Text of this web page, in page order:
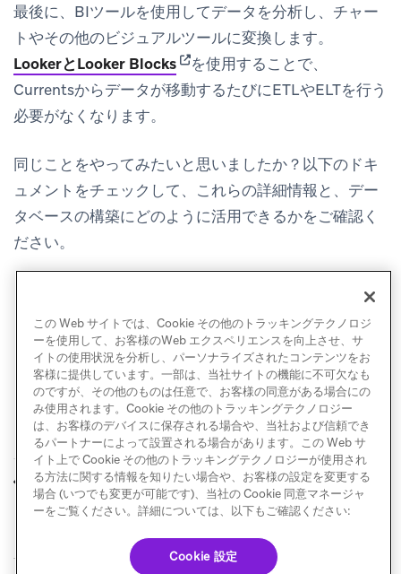
最後に、BIツールを使用してデータを分析し、チャー
トやその他のビジュアルツールに変換します。
LookerとLooker Blocks(opens in new tab)
を使用することで、
Currentsからデータが移動するたびにETLやELTを行う
必要がなくなります。
同じことをやってみたいと思いましたか？以下のドキ
ュメントをチェックして、これらの詳細情報と、デー
タベースの構築にどのように活用できるかをご確認く
ださい。
前へユースケース 次へ
Amazon S3から
Snowflakeにデータを転送す
この Web サイトでは、Cookie その他のトラッキングテクノロジ
ーを使用して、お客様のWeb エクスペリエンスを向上させ、サ
イトの使用状況を分析し、パーソナライズされたコンテンツをお
客様に提供しています。一部は、当社サイトの機能に不可欠なも
のですが、その他のものは任意で、お客様の同意がある場合にの
み使用されます。Cookie その他のトラッキングテクノロジー
は、お客様のデバイスに保存される場合や、当社および信頼でき
るパートナーによって設置される場合があります。この Web サ
イト上で Cookie その他のトラッキングテクノロジーが使用され
る方法に関する情報を知りたい場合や、お客様の設定を変更する
場合 (いつでも変更が可能です)、当社の Cookie 同意マネージャ
ーをご覧ください。詳細については、以下もご確認ください:
Cookie 設定